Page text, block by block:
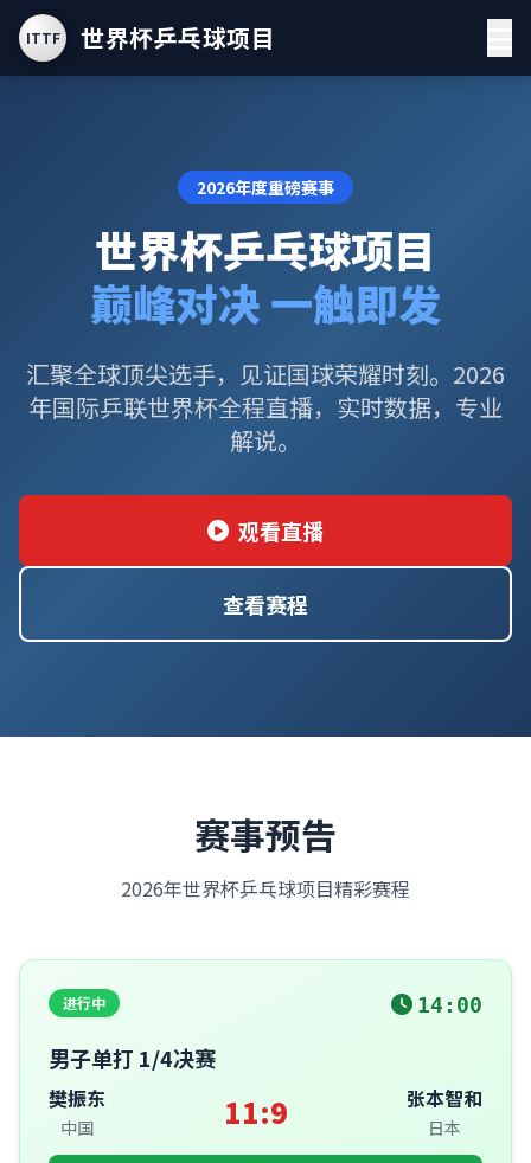
ITTF 世界杯乒乓球项目
2026年度重磅赛事
世界杯乒乓球项目
巅峰对决 一触即发
汇聚全球顶尖选手，见证国球荣耀时刻。2026
年国际乒联世界杯全程直播，实时数据，专业
解说。
观看直播
查看赛程
赛事预告
2026年世界杯乒乓球项目精彩赛程
进行中 14:00
男子单打 1/4决赛
樊振东
中国 11:9 张本智和
日本